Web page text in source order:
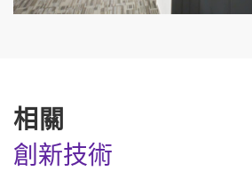
相關
創新技術